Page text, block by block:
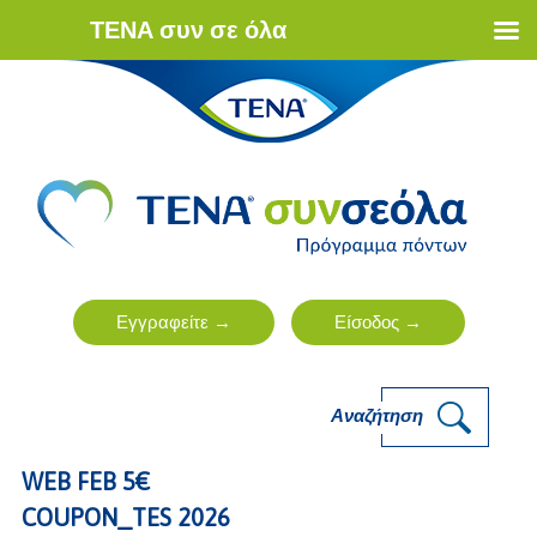
Αναζήτηση
WEB FEB 5€
COUPON_TES 2026
ΤΕΝΑ συν σε όλα